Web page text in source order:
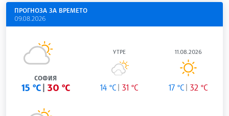
ПРОГНОЗА ЗА ВРЕМЕТО
09.08.2026
СОФИЯ
15 °C 30 °C
УТРЕ
14 °C 31 °C
11.08.2026
17 °C 32 °C